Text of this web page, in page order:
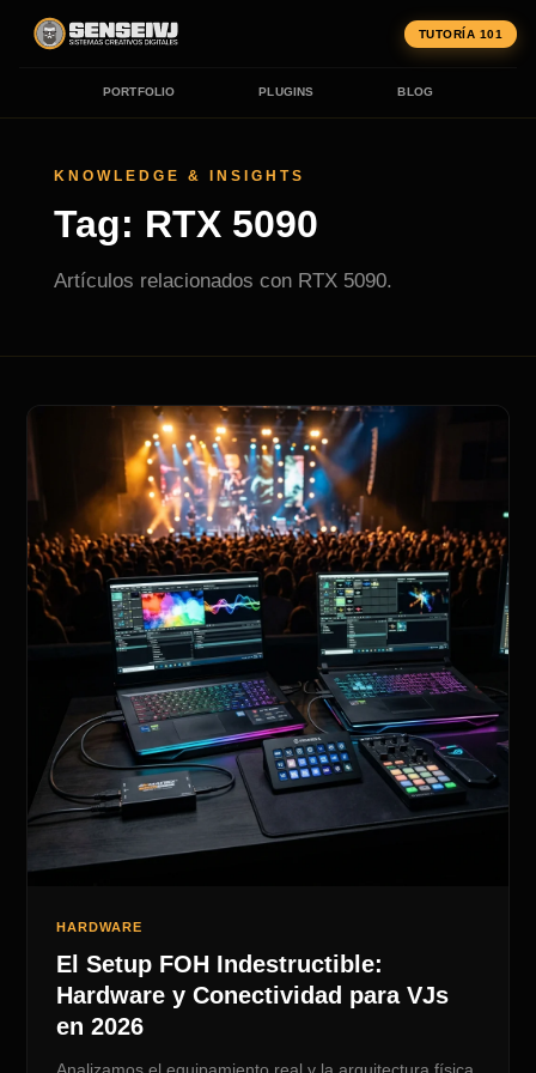
TUTORÍA 101
PORTFOLIO PLUGINS BLOG
KNOWLEDGE & INSIGHTS
Tag: RTX 5090
Artículos relacionados con RTX 5090.
HARDWARE
El Setup FOH Indestructible:
Hardware y Conectividad para VJs
en 2026